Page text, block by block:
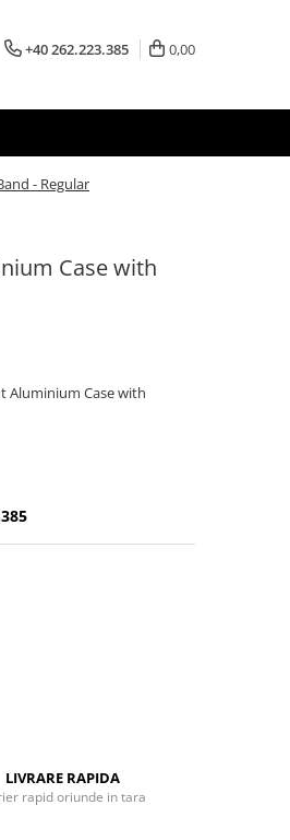
+40 262.223.385 0,00
- Regular
Case with
Aluminium Case with
LIVRARE RAPIDA
rapid oriunde in tara